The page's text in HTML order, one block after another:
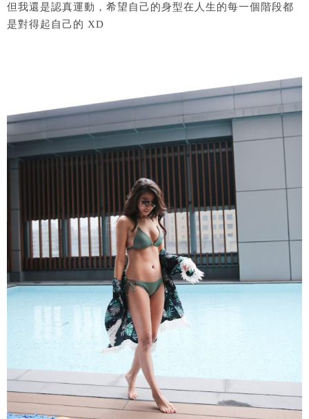
但我還是認真運動，希望自己的身型在人生的每一個階段都
是對得起自己的 XD